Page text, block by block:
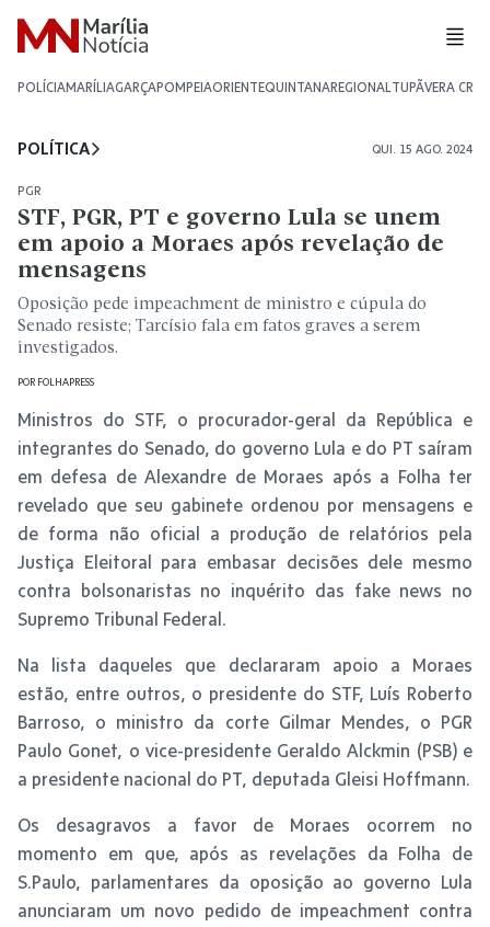
POLÍCIAMARÍLIAGARÇAPOMPEIAORIENTEQUINTANAREGIONALTUPÃVERA CRUZ
POLÍTICA QUI. 15 AGO. 2024
PGR
STF, PGR, PT e governo Lula se unem
em apoio a Moraes após revelação de
mensagens
Oposição pede impeachment de ministro e cúpula do
Senado resiste; Tarcísio fala em fatos graves a serem
investigados.
POR FOLHAPRESS
Ministros do STF, o procurador-geral da República e
integrantes do Senado, do governo Lula e do PT saíram
em defesa de Alexandre de Moraes após a Folha ter
revelado que seu gabinete ordenou por mensagens e
de forma não oficial a produção de relatórios pela
Justiça Eleitoral para embasar decisões dele mesmo
contra bolsonaristas no inquérito das fake news no
Supremo Tribunal Federal.
Na lista daqueles que declararam apoio a Moraes
estão, entre outros, o presidente do STF, Luís Roberto
Barroso, o ministro da corte Gilmar Mendes, o PGR
Paulo Gonet, o vice-presidente Geraldo Alckmin (PSB) e
a presidente nacional do PT, deputada Gleisi Hoffmann.
Os desagravos a favor de Moraes ocorrem no
momento em que, após as revelações da Folha de
S.Paulo, parlamentares da oposição ao governo Lula
anunciaram um novo pedido de impeachment contra